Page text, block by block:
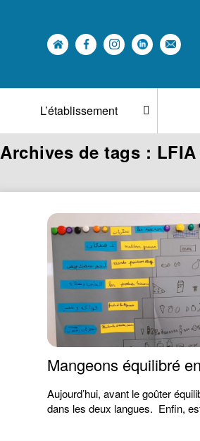
L’établissement
Archives de tags : LFIA
Mangeons équilibré
Aujourd’hui, avant le goûter
dans les deux langues. Enfin,